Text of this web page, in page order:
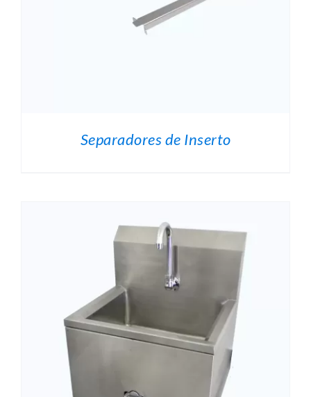
Separadores de Inserto